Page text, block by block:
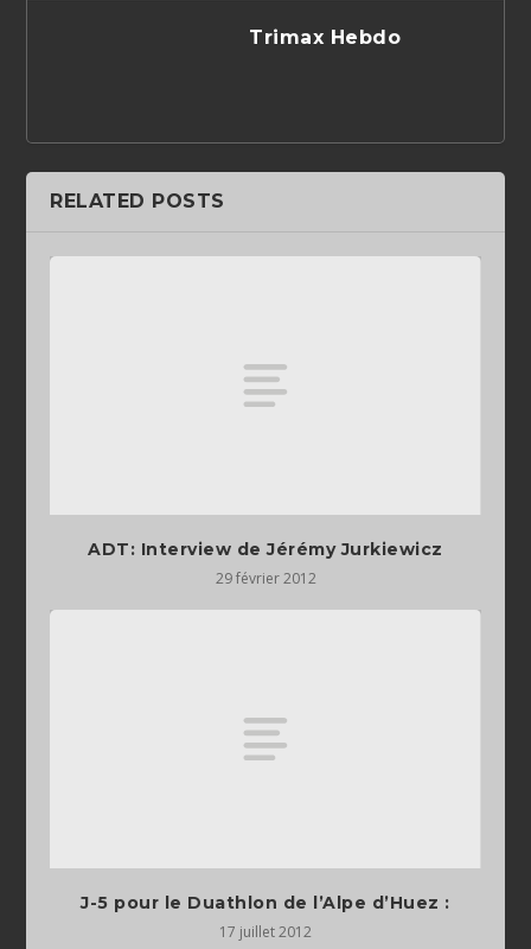
Trimax Hebdo
RELATED POSTS
ADT: Interview de Jérémy Jurkiewicz
29 février 2012
J-5 pour le Duathlon de l’Alpe d’Huez :
17 juillet 2012